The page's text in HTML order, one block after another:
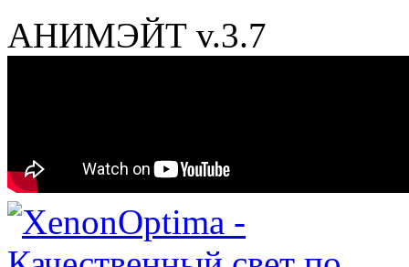
АНИМЭЙТ v.3.7